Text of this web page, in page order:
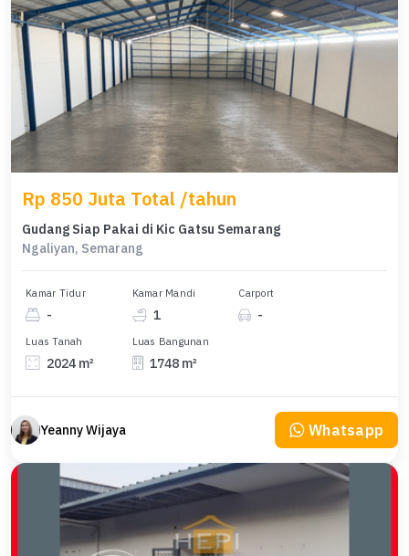
Rp 850 Juta Total /tahun
Gudang Siap Pakai di Kic Gatsu Semarang
Ngaliyan, Semarang
Kamar Tidur
-
Kamar Mandi
1
Carport
-
Luas Tanah
2024 m²
Luas Bangunan
1748 m²
Yeanny Wijaya Whatsapp